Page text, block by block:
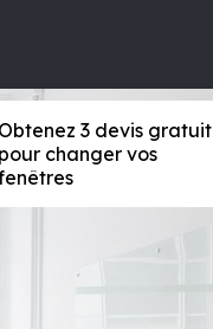
Obtenez 3 devis gratuit
pour changer vos